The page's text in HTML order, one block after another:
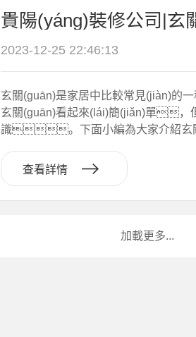
2023-12-25 22:46:13
玄關(guān)是家居中比較常見(jiàn)
玄關(guān)看起來(lái)簡(jiǎn)單，
識。下面小編為大家介紹玄
查看詳情
加載更多...